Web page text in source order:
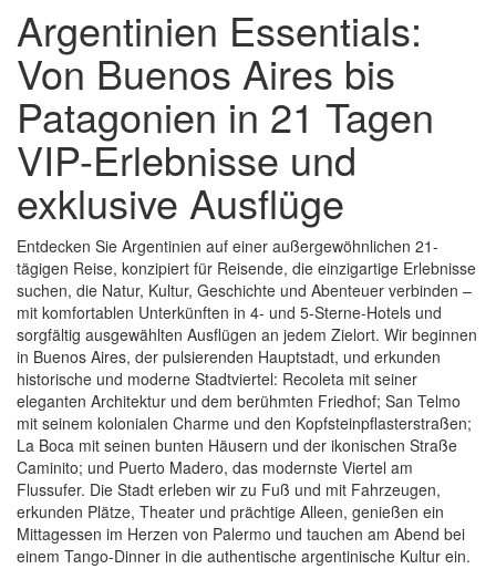
Argentinien Essentials:
Von Buenos Aires bis
Patagonien in 21 Tagen
VIP-Erlebnisse und
exklusive Ausflüge
Entdecken Sie Argentinien auf einer außergewöhnlichen 21-
tägigen Reise, konzipiert für Reisende, die einzigartige Erlebnisse
suchen, die Natur, Kultur, Geschichte und Abenteuer verbinden –
mit komfortablen Unterkünften in 4- und 5-Sterne-Hotels und
sorgfältig ausgewählten Ausflügen an jedem Zielort. Wir beginnen
in Buenos Aires, der pulsierenden Hauptstadt, und erkunden
historische und moderne Stadtviertel: Recoleta mit seiner
eleganten Architektur und dem berühmten Friedhof; San Telmo
mit seinem kolonialen Charme und den Kopfsteinpflasterstraßen;
La Boca mit seinen bunten Häusern und der ikonischen Straße
Caminito; und Puerto Madero, das modernste Viertel am
Flussufer. Die Stadt erleben wir zu Fuß und mit Fahrzeugen,
erkunden Plätze, Theater und prächtige Alleen, genießen ein
Mittagessen im Herzen von Palermo und tauchen am Abend bei
einem Tango-Dinner in die authentische argentinische Kultur ein.